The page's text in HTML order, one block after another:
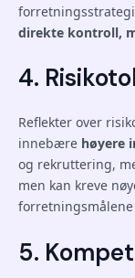
direkte kontroll,
4.
Reflekter over
innebære høyere
og rekruttering,
men kan kreve
5.